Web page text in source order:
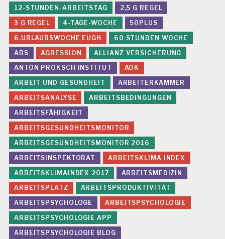
N
S
C
H
A
F
T
A
S
C
H
G
D
I
G
I
T
A
LI
SI
E
R
U
12-STUNDEN-ARBEITSTAG
2,5 G REGEL
3 G REGEL
4-TAGE-WOCHE
50PLUS
6.URLAUBSWOCHE EUGH
60 STUNDEN WOCHE
ABS
AGRESSION
ALLIANZ VERSICHERUNG
ANTON PROKSCH INSTITUT
AOK
ARBEIT UND GESUNDHEIT
ARBEITERKAMMER
ARBEITSANALYSE
ARBEITSBEDINGUNGEN
ARBEITSFÄHIGKEIT
ARBEITSGESUNDHEITSMONITOR
ARBEITSGESUNDHEITSMONITOR 2016
ARBEITSINSPEKTORAT
ARBEITSKLIMA INDEX
ARBEITSKLIMAINDEX 2017
ARBEITSMEDIZIN
ARBEITSPLATZ
ARBEITSPRODUKTIVITÄT
ARBEITSPSYCHOLOGE
ARBEITSPSYCHOLOGIE
ARBEITSPSYCHOLOGIE APP
ARBEITSPSYCHOLOGIE BLOG